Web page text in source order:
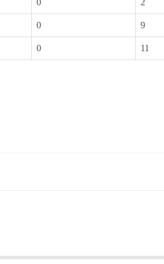
0 2
0 9
0 11